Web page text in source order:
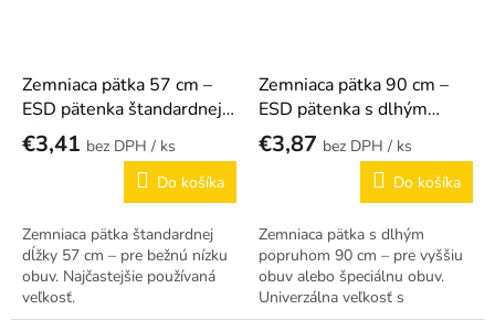
Zemniaca pätka 57 cm –
ESD pätenka štandardnej
dĺžky
€3,41
/ ks
Do košíka
Zemniaca pätka štandardnej
dĺžky 57 cm – pre bežnú nízku
obuv. Najčastejšie používaná
veľkosť.
Zemniaca pätka 90 cm –
ESD pätenka s dlhým
popruhom
€3,87
/ ks
Do košíka
Zemniaca pätka s dlhým
popruhom 90 cm – pre vyššiu
obuv alebo špeciálnu obuv.
Univerzálna veľkosť s
nastavením.